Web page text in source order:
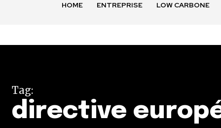
HOME ENTREPRISE LOW CARBONE
Tag:
directive